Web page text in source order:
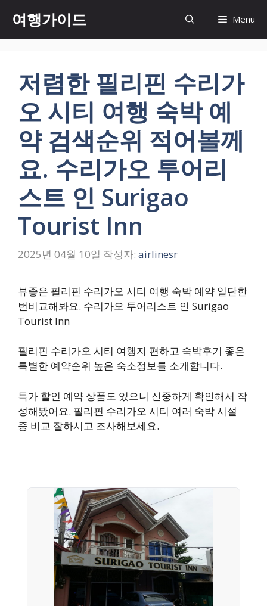
츠
여행가이드 Menu
저렴한 필리핀 수리가
오 시티 여행 숙박 예
약 검색순위 적어볼께
요. 수리가오 투어리
스트 인 Surigao
Tourist Inn
2025년 04월 10일 작성자: airlinesr
뷰좋은 필리핀 수리가오 시티 여행 숙박 예약 일단한
번비교해봐요. 수리가오 투어리스트 인 Surigao
Tourist Inn
필리핀 수리가오 시티 여행지 편하고 숙박후기 좋은
특별한 예약순위 높은 숙소정보를 소개합니다.
특가 할인 예약 상품도 있으니 신중하게 확인해서 작
성해봤어요. 필리핀 수리가오 시티 여러 숙박 시설
중 비교 잘하시고 조사해보세요.